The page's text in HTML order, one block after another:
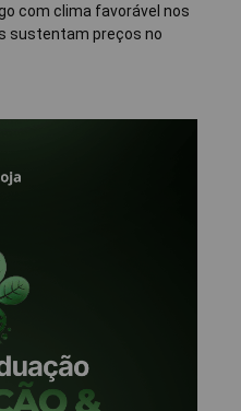
com clima favorável nos
sustentam preços no